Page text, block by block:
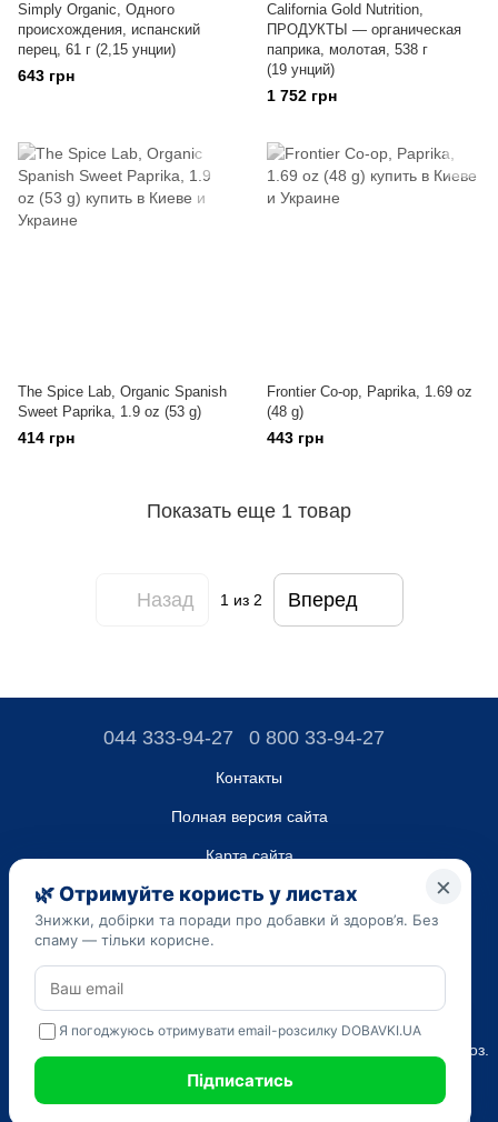
Simply Organic, Одного
происхождения, испанский
перец, 61 г (2,15 унции)
643 грн
California Gold Nutrition,
ПРОДУКТЫ — органическая
паприка, молотая, 538 г
(19 унций)
1 752 грн
The Spice Lab, Organic Spanish
Sweet Paprika, 1.9 oz (53 g)
414 грн
Frontier Co-op, Paprika, 1.69 oz
(48 g)
443 грн
Показать еще 1 товар
Назад 1 из 2 Вперед
044 333-94-27 0 800 33-94-27
Контакты
Полная версия сайта
Карта сайта
ТОВ “ДО ЮА”,
Код ЄДРПОУ 45223262
Дата регистрации 14.09.2023
Приведенная на сайте dobavki.ua информация носит
исключительно ознакомительный характер. Не используйте
нашу информацию для диагностики и лечения. Только ваш
Лечащий врач может назначать препараты и составлять диагноз.
САМОЛЕЧЕНИЕ МОЖЕТ БЫТЬ ВРЕДНЫМ ДЛЯ ВАШЕГО